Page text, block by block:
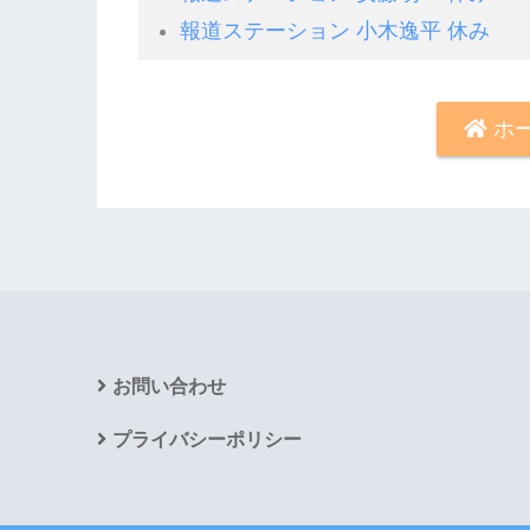
報道ステーション 小木逸平 休み
ホ
お問い合わせ
プライバシーポリシー